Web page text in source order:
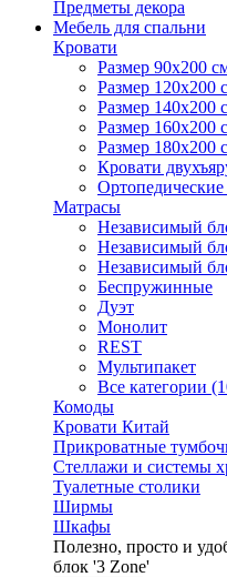
Предметы декора
Мебель для спальни
Кровати
Размер 90х200
Размер 120х200
Размер 140х200
Размер 160х200
Размер 180х200
Кровати
Матрасы
Независимый
Независимый
Независимый
Беспружинные
Дуэт
Монолит
REST
Мультипакет
Все категории
Комоды
Кровати Китай
Прикроватные
Стеллажи и системы
Туалетные столики
Ширмы
Шкафы
Полезно, просто и
блок '3 Zone'